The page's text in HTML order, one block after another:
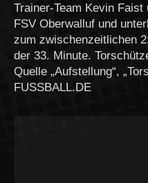
Trainer-Team Kevin
FSV Oberwalluf und
zum zwischenzeitlichen
der 33. Minute.
Quelle „Aufstellung“,
FUSSBALL.DE